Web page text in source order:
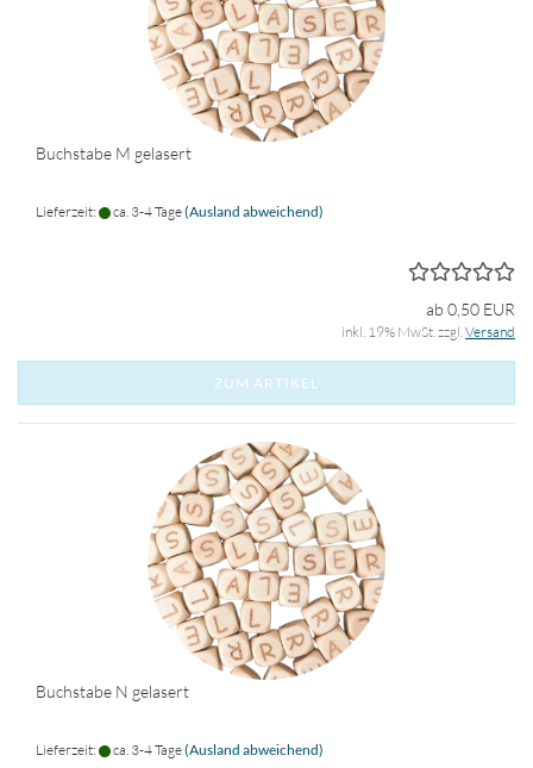
Buchstabe M gelasert
Lieferzeit: ca. 3-4 Tage(Ausland abweichend)
ab 0,50 EUR
inkl. 19% MwSt. zzgl.Versand
ZUM ARTIKEL
Buchstabe N gelasert
Lieferzeit: ca. 3-4 Tage(Ausland abweichend)